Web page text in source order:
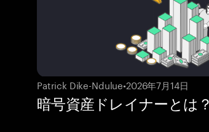
Patrick Dike-Ndulue•2026年7月14日
暗号資産ドレイナーとは？